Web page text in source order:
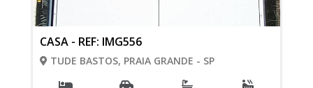
CASA - REF: IMG556
TUDE BASTOS, PRAIA GRANDE - SP